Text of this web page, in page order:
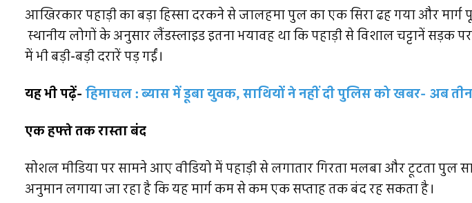
आखिरकार पहाड़ी का बड़ा हिस्सा दरकने से जालहमा पुल का एक सिरा ढह गया और मार्ग
स्थानीय लोगों के अनुसार लैंडस्लाइड इतना भयावह था कि पहाड़ी से विशाल चट्टानें सड़क
में भी बड़ी-बड़ी दरारें पड़ गईं।
यह भी पढ़ें- हिमाचल : ब्यास में डूबा युवक, साथियों ने नहीं दी पुलिस को खबर- अब तीन
एक हफ्ते तक रास्ता बंद
सोशल मीडिया पर सामने आए वीडियो में पहाड़ी से लगातार गिरता मलबा और टूटता पुल
अनुमान लगाया जा रहा है कि यह मार्ग कम से कम एक सप्ताह तक बंद रह सकता है।